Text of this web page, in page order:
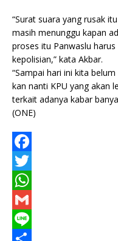
“Surat suara yang rusak
masih menunggu kapan
proses itu Panwaslu
kepolisian,” kata Akbar.
“Sampai hari ini kita
kan nanti KPU yang akan
terkait adanya kabar
(ONE)
F
a
c
e
b
T
w
t
W
h
a
G
m
L